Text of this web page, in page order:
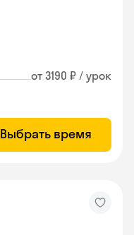
от 3190 ₽ / урок
Выбрать время